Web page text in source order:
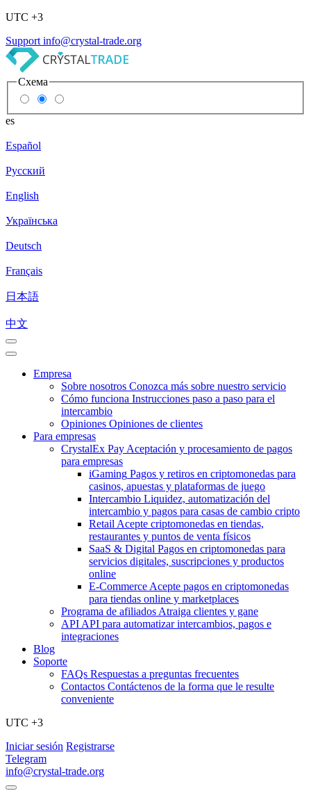
UTC +3
Support info@crystal-trade.org
Схема
es
Español
Русский
English
Українська
Deutsch
Français
日本語
中文
Empresa
Sobre nosotros Conozca más sobre nuestro servicio
Cómo funciona Instrucciones paso a paso para el
intercambio
Opiniones Opiniones de clientes
Para empresas
CrystalEx Pay Aceptación y procesamiento de pagos
para empresas
iGaming Pagos y retiros en criptomonedas para
casinos, apuestas y plataformas de juego
Intercambio Liquidez, automatización del
intercambio y pagos para casas de cambio cripto
Retail Acepte criptomonedas en tiendas,
restaurantes y puntos de venta físicos
SaaS & Digital Pagos en criptomonedas para
servicios digitales, suscripciones y productos
online
E-Commerce Acepte pagos en criptomonedas
para tiendas online y marketplaces
Programa de afiliados Atraiga clientes y gane
API API para automatizar intercambios, pagos e
integraciones
Blog
Soporte
FAQs Respuestas a preguntas frecuentes
Contactos Contáctenos de la forma que le resulte
conveniente
UTC +3
Iniciar sesión Registrarse
Telegram
info@crystal-trade.org